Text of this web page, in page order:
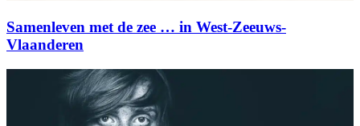
Samenleven met de zee … in West-Zeeuws-
Vlaanderen